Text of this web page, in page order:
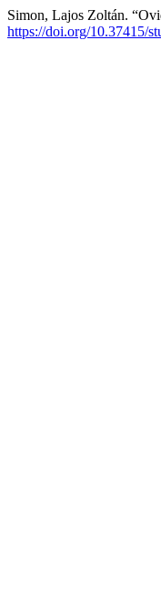
Simon, Lajos Zoltán.
https://doi.org/10.37415/